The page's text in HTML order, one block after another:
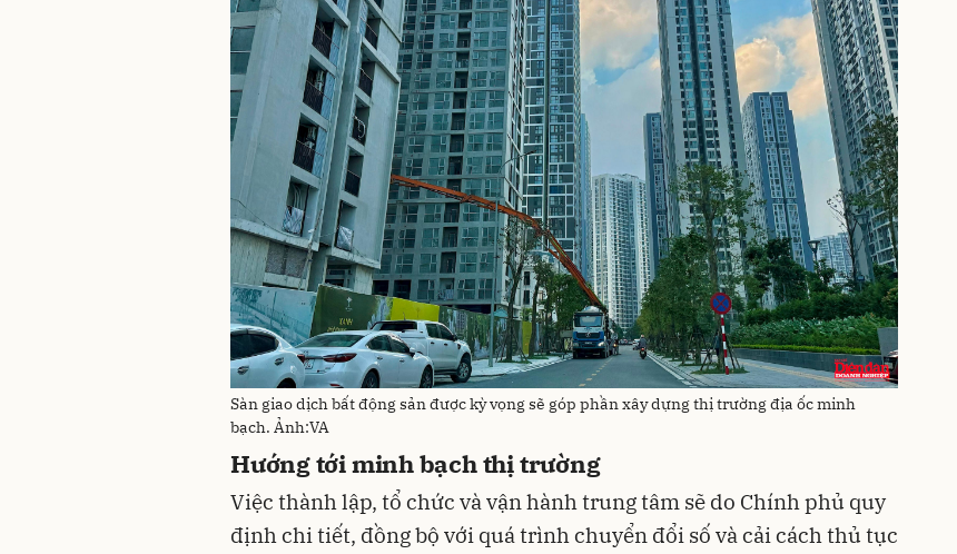
Sàn giao dịch bất động sản được kỳ vọng sẽ góp phần xây dựng thị trường địa ốc minh
bạch. Ảnh:VA
Hướng tới minh bạch thị trường
Việc thành lập, tổ chức và vận hành trung tâm sẽ do Chính phủ quy
định chi tiết, đồng bộ với quá trình chuyển đổi số và cải cách thủ tục